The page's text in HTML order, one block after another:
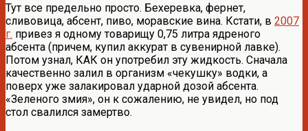
Тут все предельно просто. Бехеревка, фернет,
сливовица, абсент, пиво, моравские вина. Кстати, в 2007
г. привез я одному товарищу 0,75 литра ядреного
абсента (причем, купил аккурат в сувенирной лавке).
Потом узнал, КАК он употребил эту жидкость. Сначала
качественно залил в организм «чекушку» водки, а
поверх уже залакировал ударной дозой абсента.
«Зеленого змия», он к сожалению, не увидел, но под
стол свалился замертво.